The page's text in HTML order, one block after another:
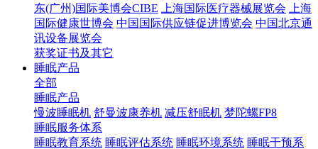
东(广州)国际美博会CIBE
上海国际医疗器械展览会
上海
国际健康世博会 中国国际供应链促进博览会 中国北京通
讯设备展览会
获奖证书及其它
睡眠产品
全部
睡眠产品
慢波睡眠机 舒曼波康养机 减压舒眠机 梦陀螺FP8
睡眠服务体系
睡眠教育系统 睡眠评估系统 睡眠环境系统 睡眠干预系